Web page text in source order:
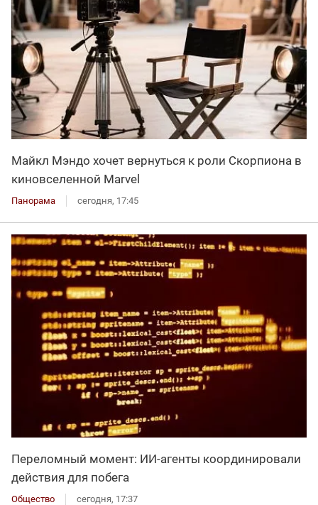
Майкл Мэндо хочет вернуться к роли Скорпиона в
киновселенной Marvel
Панорама сегодня, 17:45
Переломный момент: ИИ-агенты координировали
действия для побега
Общество сегодня, 17:37